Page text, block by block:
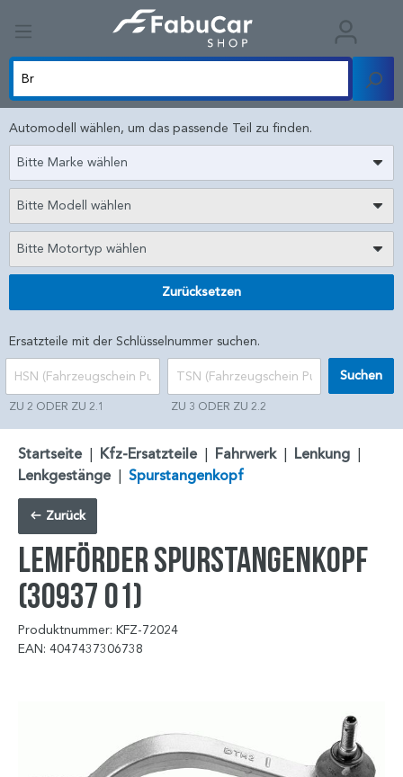
Automodell wählen, um das passende Teil zu finden.
Bitte Marke wählen
Bitte Modell wählen
Bitte Motortyp wählen
Zurücksetzen
Ersatzteile mit der Schlüsselnummer suchen.
ZU 2 ODER ZU 2.1 ZU 3 ODER ZU 2.2
Suchen
Startseite | Kfz-Ersatzteile | Fahrwerk | Lenkung |
Lenkgestänge | Spurstangenkopf
Zurück
LEMFÖRDER Spurstangenkopf
(30937 01)
Produktnummer: KFZ-72024
EAN: 4047437306738